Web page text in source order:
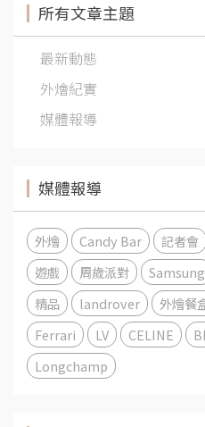
所有文章主題
最新動態
外燴紀實
媒體報導
媒體報導
外燴 Candy Bar 記者會
遊戲
周歲派對 Samsung
精品
landrover 外燴餐
Ferrari
LV CELINE
Longchamp